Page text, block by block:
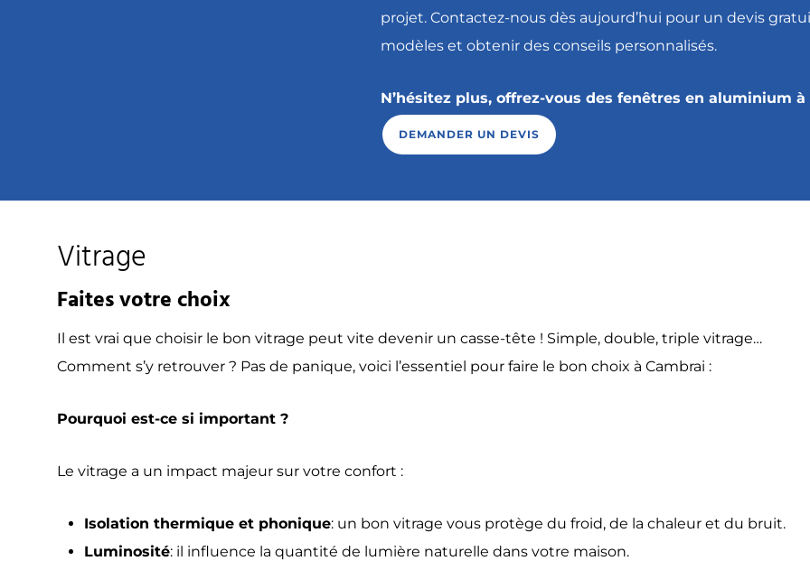
projet. Contactez-nous dès aujourd’hui pour un devis
modèles et obtenir des conseils personnalisés.
N’hésitez plus, offrez-vous des fenêtres en aluminium
DEMANDER UN DEVIS
Vitrage
Faites votre choix
Il est vrai que choisir le bon vitrage peut vite devenir un casse-tête ! Simple, double, triple vitrage…
Comment s’y retrouver ? Pas de panique, voici l’essentiel pour faire le bon choix à Cambrai :
Pourquoi est-ce si important ?
Le vitrage a un impact majeur sur votre confort :
Isolation thermique et phonique: un bon vitrage vous protège du froid, de la chaleur et du bruit.
Luminosité: il influence la quantité de lumière naturelle dans votre maison.